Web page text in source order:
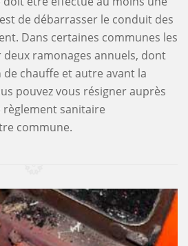
de débarrasser le conduit des
Dans certaines communes les
deux ramonages annuels, dont
chauffe et autre avant la
pouvez vous résigner auprès
sanitaire
commune.